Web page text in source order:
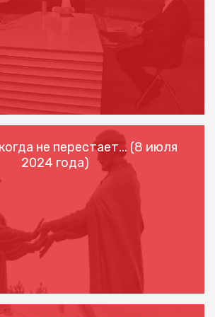
не перестает... (8 июля
2024 года)